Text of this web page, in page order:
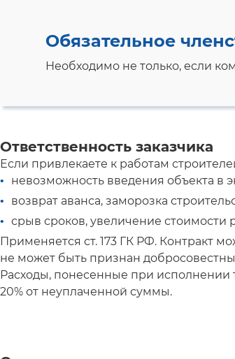
Обязательное
Необходимо не только, если
Ответственность заказчика
Если привлекаете к работам
невозможность введения объекта в
возврат аванса, заморозка
срыв сроков, увеличение стоимости
Применяется ст. 173 ГК РФ. Контракт
не может быть признан
Расходы, понесенные при исполнении
20% от неуплаченной суммы.